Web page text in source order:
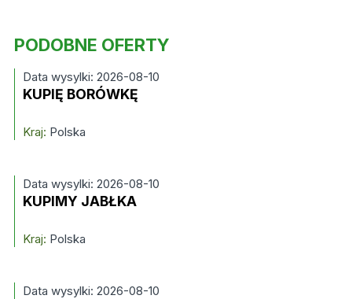
PODOBNE OFERTY
Data wysylki: 2026-08-10
KUPIĘ BORÓWKĘ
Kraj: Polska
Data wysylki: 2026-08-10
KUPIMY JABŁKA
Kraj: Polska
Data wysylki: 2026-08-10